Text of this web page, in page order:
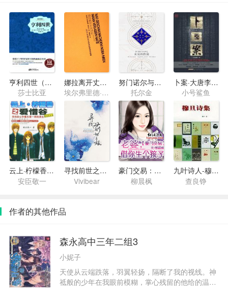
亨利四世（下篇）
莎士比亚
娜拉离开丈夫以后：耶利内克戏剧集
埃尔弗里德·耶利内克
努门诺尔与中洲之未完的传说
托尔金
卜案·大唐李淳风传奇
小号鲨鱼
云上·柠檬香之爱惜谷
安臣敬一
寻找前世之旅前传
Vivibear
豪门交易：老婆，借你“生”个孩子
柳晨枫
九叶诗人-穆旦诗集一（早期作品）
查良铮
作者的其他作品
森永高中三年二组3
小妮子
天使从云端跌落，羽翼轻扬，隔断了我的视线。神
祗般的少年在我眼前模糊，掌心残留的他给的温